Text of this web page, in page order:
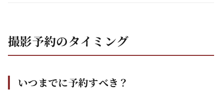
撮影予約のタイミング
いつまでに予約すべき？